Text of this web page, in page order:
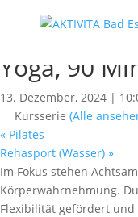
« Alle Kurse
Yoga, 90
13. Dezember, 2024 |
Kursserie (Alle
« Pilates
Rehasport (Wasser) »
Im Fokus stehen
Körperwahrnehmung.
Flexibilität gefördert